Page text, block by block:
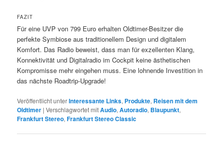
FAZIT
Für eine UVP von 799 Euro erhalten Oldtimer-Besitzer die
perfekte Symbiose aus traditionellem Design und digitalem
Komfort. Das Radio beweist, dass man für exzellenten Klang,
Konnektivität und Digitalradio im Cockpit keine ästhetischen
Kompromisse mehr eingehen muss. Eine lohnende Investition in
das nächste Roadtrip-Upgrade!
Veröffentlicht unterInteressante Links, Produkte, Reisen mit dem
Oldtimer |Verschlagwortet mitAudio,Autoradio, Blaupunkt,
Frankfurt Stereo,Frankfurt Stereo Classic